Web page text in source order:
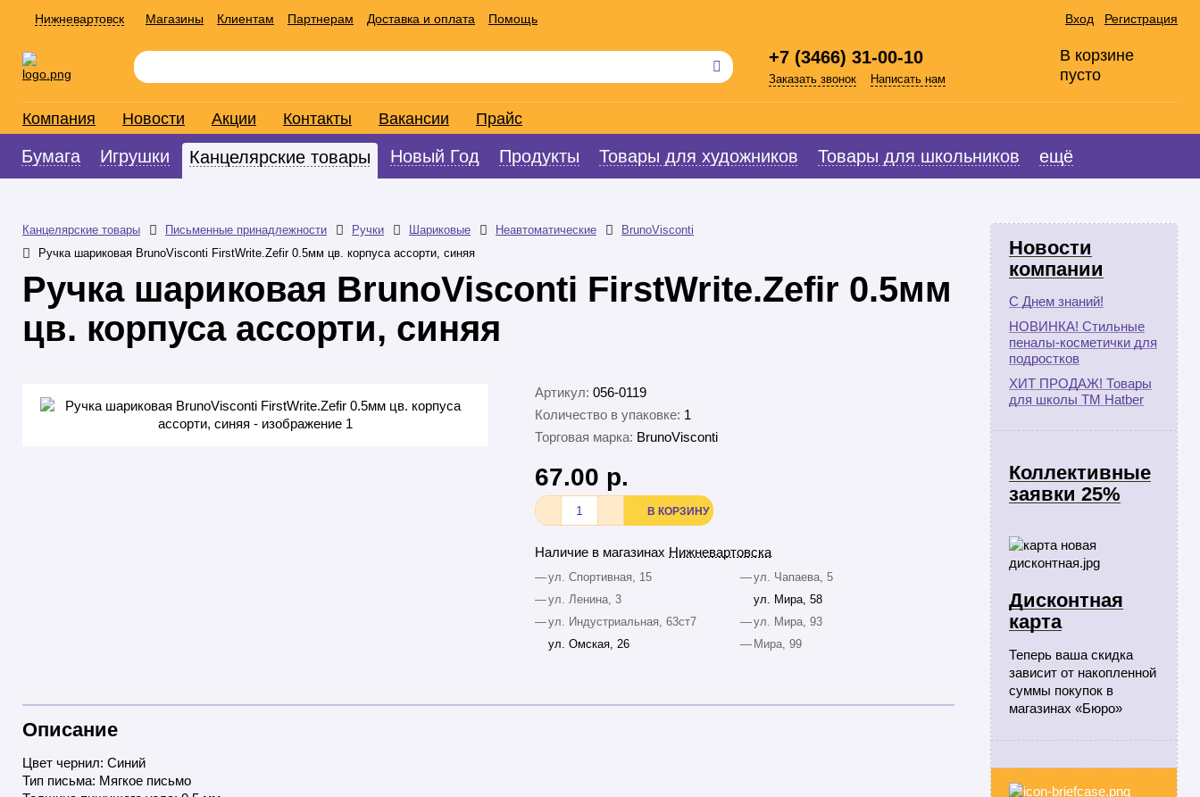
Вход Регистрация
Нижневартовск Магазины Клиентам Партнерам Доставка и оплата Помощь
+7 (3466) 31-00-10
Заказать звонок Написать нам
В корзине
пусто
Компания Новости Акции Контакты Вакансии Прайс
Бумага Игрушки Канцелярские товары Новый Год Продукты Товары для художников Товары для школьников ещё
Новости
компании
С Днем знаний!
НОВИНКА! Стильные
пеналы-косметички для
подростков
ХИТ ПРОДАЖ! Товары
для школы ТМ Hatber
Коллективные
заявки 25%
Дисконтная
карта
Теперь ваша скидка
зависит от накопленной
суммы покупок в
магазинах «Бюро»
Канцелярские товары Письменные принадлежности Ручки Шариковые Неавтоматические
BrunoVisconti
Ручка шариковая BrunoVisconti FirstWrite.Zefir 0.5мм цв. корпуса ассорти, синяя
Ручка шариковая BrunoVisconti FirstWrite.Zefir 0.5мм
цв. корпуса ассорти, синяя
Артикул: 056-0119
Количество в упаковке: 1
Торговая марка: BrunoVisconti
67.00 р.
В КОРЗИНУ
Наличие в магазинах Нижневартовска
—ул. Спортивная, 15 —ул. Чапаева, 5
—ул. Ленина, 3
ул. Мира, 58
—ул. Индустриальная, 63ст7 —ул. Мира, 93
ул. Омская, 26
— Мира, 99
Описание
Цвет чернил: Синий
Тип письма: Мягкое письмо